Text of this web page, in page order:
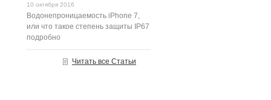
10 октября 2016
Водонепроницаемость iPhone 7,
или что такое степень защиты IP67
подробно
Читать все Статьи